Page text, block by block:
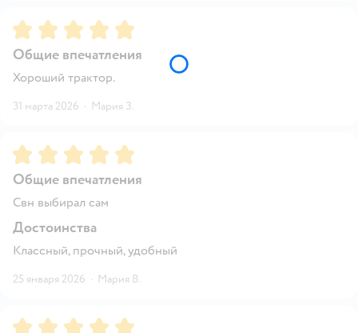
Рейтинг:5
Общие впечатления
Хороший трактор.
31 марта 2026 · Мария З.
Рейтинг:5
Общие впечатления
Свн выбирал сам
Достоинства
Классный, прочный, удобный
25 января 2026 · Мария В.
Рейтинг:5